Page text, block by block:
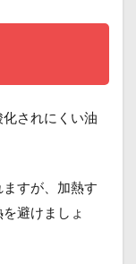
されにくい油
すが、加熱す
避けましょ